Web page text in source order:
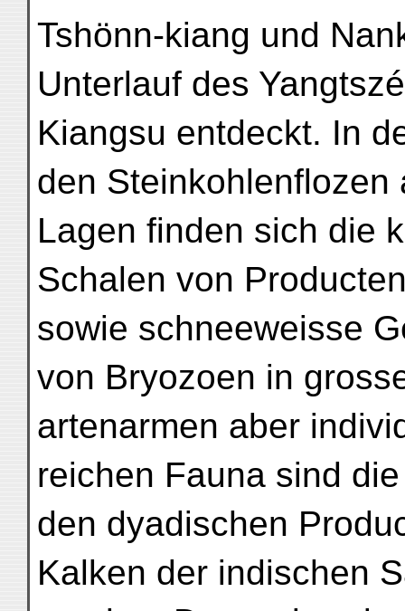
Tshönn-kiang und
Unterlauf des
Kiangsu entdeckt. In
den
Lagen finden sich die
Schalen von
sowie schneeweisse
von Bryozoen in
artenarmen aber
reichen Fauna sind
den dyadischen
Kalken der indischen